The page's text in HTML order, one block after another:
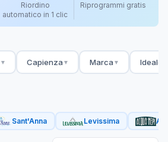
Riordino
automatico in 1 clic
Riprogrammi gratis
▼ Capienza ▼ Marca ▼ Ideale
Sant'Anna Levissima